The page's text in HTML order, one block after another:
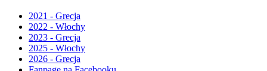
2021 - Grecja
2022 - Włochy
2023 - Grecja
2025 - Włochy
2026 - Grecja